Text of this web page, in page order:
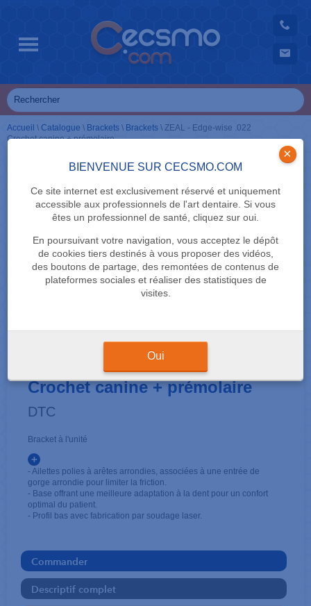
BIENVENUE SUR CECSMO.COM
Ce site internet est exclusivement réservé et uniquement
accessible aux professionnels de l'art dentaire. Si vous
êtes un professionnel de santé, cliquez sur oui.
En poursuivant votre navigation, vous acceptez le dépôt
de cookies tiers destinés à vous proposer des vidéos,
des boutons de partage, des remontées de contenus de
plateformes sociales et réaliser des statistiques de
visites.
×
Oui
Accueil \ Catalogue \ Brackets \ Brackets \ ZEAL - Edge-wise .022
Crochet canine + prémolaire
ZEAL - Edge-wise .022
Crochet canine + prémolaire
DTC
Bracket à l'unité
+
- Ailettes polies à arêtes arrondies, associées à une entrée de
gorge arrondie pour limiter la friction.
- Base offrant une meilleure adaptation à la dent pour un confort
optimal du patient.
- Profil bas avec fabrication par soudage laser.
Commander
Descriptif complet